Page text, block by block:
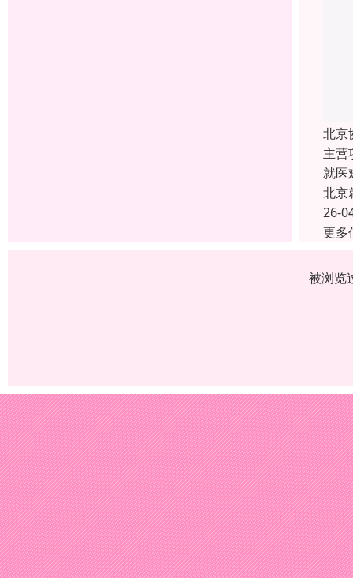
北京
主营
就医
北京
26-
更多
被浏览